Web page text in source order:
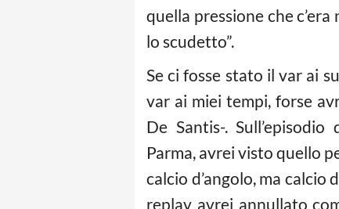
quella pressione che
lo scudetto”.
Se ci fosse stato il var ai
var ai miei tempi, forse
De Santis-.
Parma, avrei visto quello
calcio d’angolo, ma
replay avrei annullato